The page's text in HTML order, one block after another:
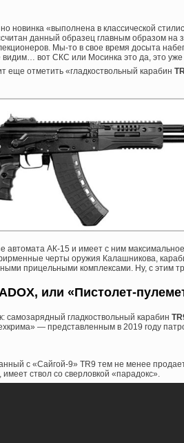
новинка «выполнена в классической
данный образец главным образом на
Мы-то в свое время досыта
видим… вот СКС или Мосинка это да, это уже
еще отметить «гладкоствольный карабин
автомата АК-15 и имеет с ним
черты оружия Калашникова,
прицельными комплексами. Ну, с этим
или «Пистолет-
самозарядный гладкоствольный карабин
— представленным в 2019 году
с «Сайгой-9» TR9 тем не менее
ствол со сверловкой «парадокс».